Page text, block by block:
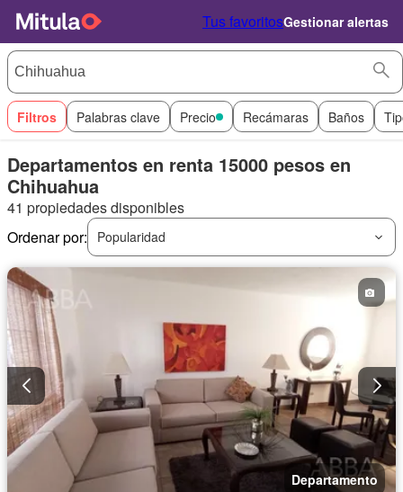
Tus favoritosGestionar alertas
Filtros Palabras clave Precio Recámaras Baños
Departamentos en renta 15000 pesos en
Chihuahua
41 propiedades disponibles
Ordenar por:
Popularidad
Departamento